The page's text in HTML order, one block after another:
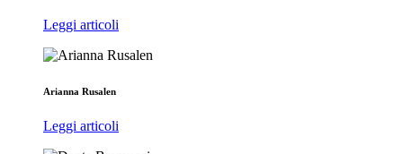
Leggi articoli
Arianna Rusalen
Leggi articoli